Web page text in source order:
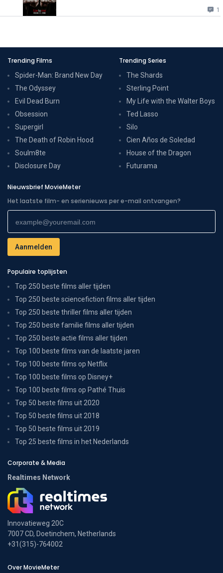
1
Trending Films
Spider-Man: Brand New Day
The Odyssey
Evil Dead Burn
Obsession
Supergirl
The Death of Robin Hood
Soulm8te
Disclosure Day
Trending Series
The Shards
Sterling Point
My Life with the Walter Boys
Ted Lasso
Silo
Cien Años de Soledad
House of the Dragon
Futurama
Nieuwsbrief MovieMeter
Het laatste film- en serienieuws per e-mail ontvangen?
Populaire toplijsten
Top 250 beste films aller tijden
Top 250 beste sciencefiction films aller tijden
Top 250 beste thriller films aller tijden
Top 250 beste familie films aller tijden
Top 250 beste actie films aller tijden
Top 100 beste films van de laatste jaren
Top 100 beste films op Netflix
Top 100 beste films op Disney+
Top 100 beste films op Pathé Thuis
Top 50 beste films uit 2020
Top 50 beste films uit 2018
Top 50 beste films uit 2019
Top 25 beste films in het Nederlands
Corporate & Media
Realtimes Network
Innovatieweg 20C
7007 CD, Doetinchem, Netherlands
+31(315)-764002
Over MovieMeter